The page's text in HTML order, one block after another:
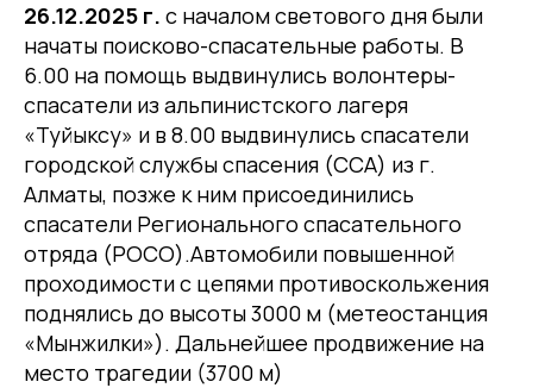
26.12.2025 г. с началом светового дня были
начаты поисково-спасательные работы. В
6.00 на помощь выдвинулись волонтеры-
спасатели из альпинистского лагеря
«Туйыксу» и в 8.00 выдвинулись спасатели
городской службы спасения (ССА) из г.
Алматы, позже к ним присоединились
спасатели Регионального спасательного
отряда (РОСО).Автомобили повышенной
проходимости с цепями противоскольжения
поднялись до высоты 3000 м (метеостанция
«Мынжилки»). Дальнейшее продвижение на
место трагедии (3700 м)